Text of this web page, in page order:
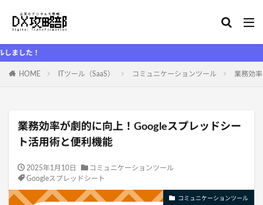
HOME ITツール（SaaS） コミュニケーションツール 業務効
業務効率が劇的に向上！Googleスプレッドシー
ト活用術と便利機能
2025年1月10日
コミュニケーションツール
Googleスプレッドシート
コミュニケーションツール